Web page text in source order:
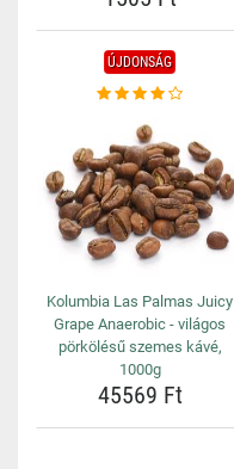
ÚJDONSÁG
Kolumbia Las Palmas Juicy
Grape Anaerobic - világos
pörkölésű szemes kávé,
1000g
45569 Ft